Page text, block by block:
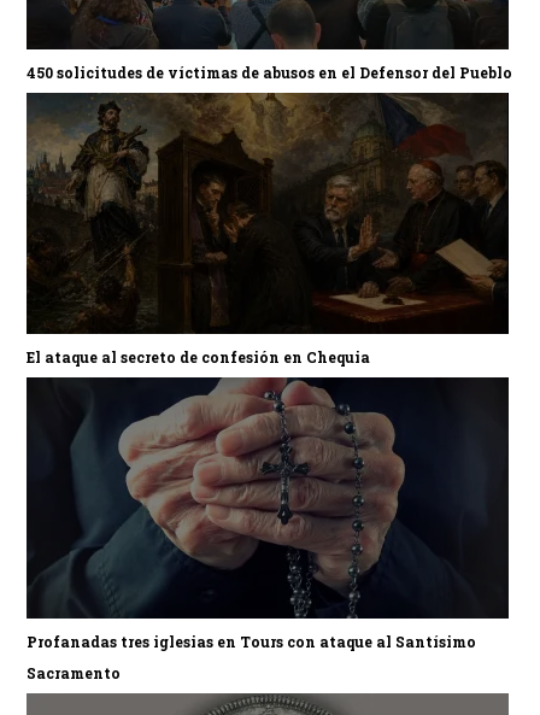
450 solicitudes de víctimas de abusos en el Defensor del Pueblo
El ataque al secreto de confesión en Chequia
Profanadas tres iglesias en Tours con ataque al Santísimo
Sacramento